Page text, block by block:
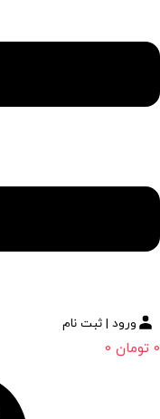
ورود | ثبت نام
0 تومان 0